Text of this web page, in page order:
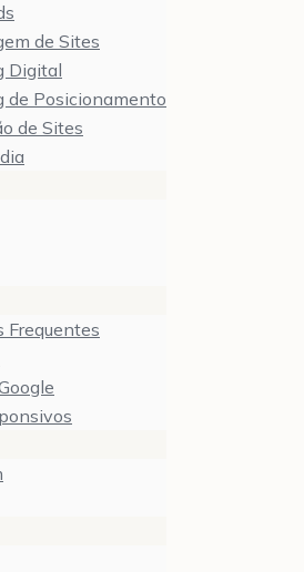
de Sites
Digital
de Posicionamento
de Sites
Frequentes